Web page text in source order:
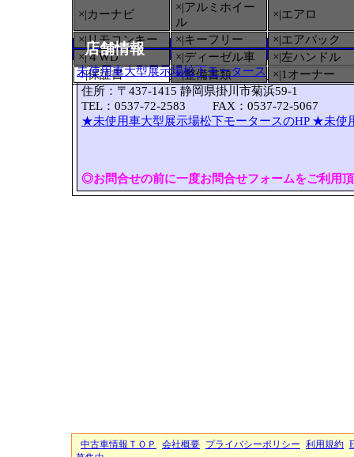
×|カーナビ
×|アルミホイー
ル
×|エアロ
×|リモコンキー
×|キーフリー
×|エアバック
×|４WD
×|ディーゼル車
×|左ハンドル
○|保証書 ×|整備書類 ×|1オーナー
店舗情報
未使用車大型展示場松下モータース
住所：〒437-1415 静岡県掛川市菊浜59-1
TEL：0537-72-2583 FAX：0537-72-5067
★未使用車大型展示場松下モータースのHP ★未使
◎お問合せの前に一度お問合せフォームをご利用
中古車情報ＴＯＰ 会社概要 プライバシーポリシー 利用規約